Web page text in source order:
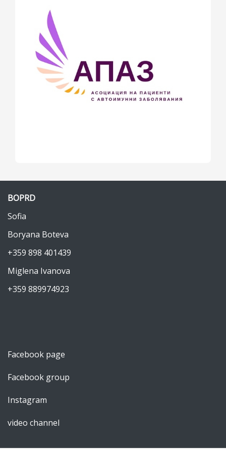
BOPRD
Sofia
Boryana Boteva
+359 898 401439
Miglena Ivanova
+359 889974923
Facebook page
Facebook group
Instagram
video channel